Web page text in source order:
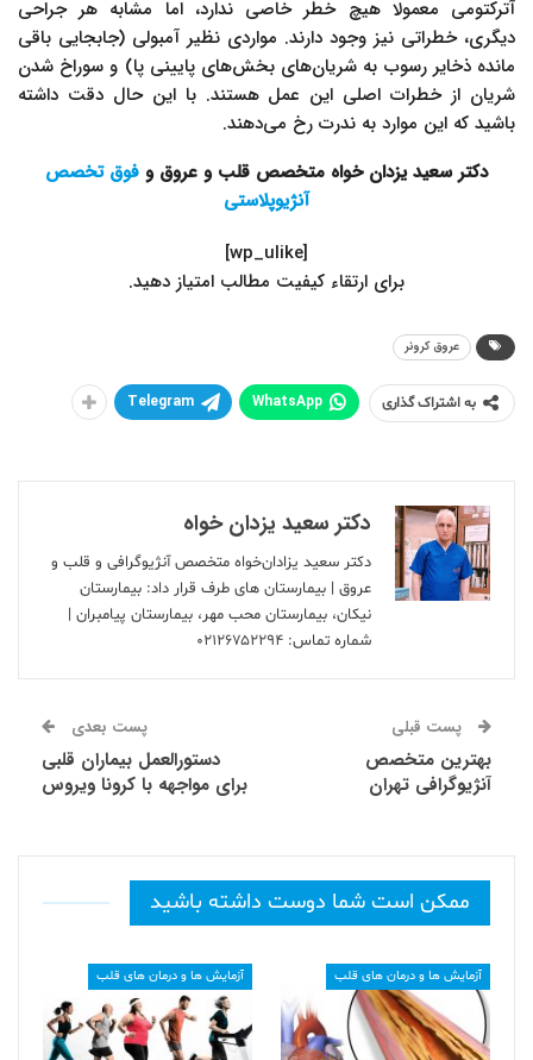
آترکتومی معمولا هیچ خطر خاصی ندارد، اما مشابه هر جراحی
دیگری، خطراتی نیز وجود دارند. مواردی نظیر آمبولی (جابجایی باقی
مانده ذخایر رسوب به شریان‌های بخش‌های پایینی پا) و سوراخ شدن
شریان از خطرات اصلی این عمل هستند. با این حال دقت داشته
باشید که این موارد به ندرت رخ می‌دهند.
دکتر سعید یزدان خواه متخصص قلب و عروق و فوق تخصص
آنژیوپلاستی
[wp_ulike]
.برای ارتقاء کیفیت مطالب امتیاز دهید
عروق کرونر
به اشتراک گذاری WhatsApp
Telegram
دکتر سعید یزدان خواه
دکتر سعید یزادان‌خواه متخصص آنژیوگرافی و قلب و
عروق | بیمارستان های طرف قرار داد: بیمارستان
نیکان، بیمارستان محب مهر، بیمارستان پیامبران |
شماره تماس: ۰۲۱۲۶۷۵۲۲۹۴
پست قبلی
بهترین متخصص
آنژیوگرافی تهران
پست بعدی
دستورالعمل بیماران قلبی
برای مواجهه با کرونا ویروس
ممکن است شما دوست داشته باشید
آزمایش ها و درمان های قلب آزمایش ها و درمان های قلب